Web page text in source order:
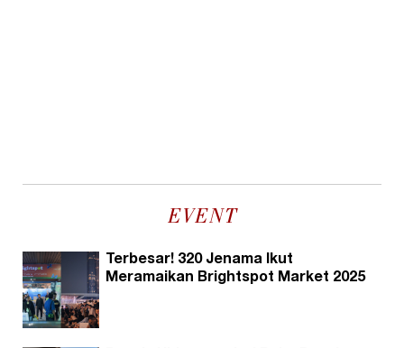
EVENT
Terbesar! 320 Jenama Ikut
Meramaikan Brightspot Market 2025